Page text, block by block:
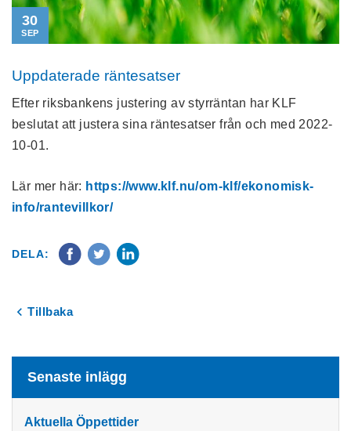
30
SEP
Uppdaterade räntesatser
Efter riksbankens justering av styrräntan har KLF
beslutat att justera sina räntesatser från och med 2022-
10-01.
Lär mer här: https://www.klf.nu/om-klf/ekonomisk-
info/rantevillkor/
DELA:
Tillbaka
Senaste inlägg
Aktuella Öppettider